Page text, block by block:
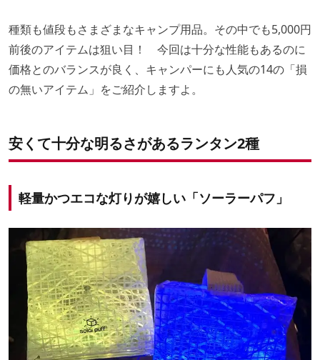
種類も値段もさまざまなキャンプ用品。その中でも5,000円
前後のアイテムは狙い目！ 今回は十分な性能もあるのに
価格とのバランスが良く、キャンパーにも人気の14の「損
の無いアイテム」をご紹介しますよ。
安くて十分な明るさがあるランタン2種
軽量かつエコな灯りが嬉しい「ソーラーパフ」